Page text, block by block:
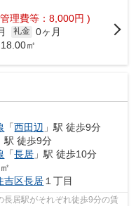
理費等：8,000円 )
礼金 0ヶ月
㎡
「西田辺 」駅 徒歩9分
駅 徒歩9分
「長居 」駅 徒歩10分
吉区長居１丁目
長居駅がそれぞれ徒歩9分の賃